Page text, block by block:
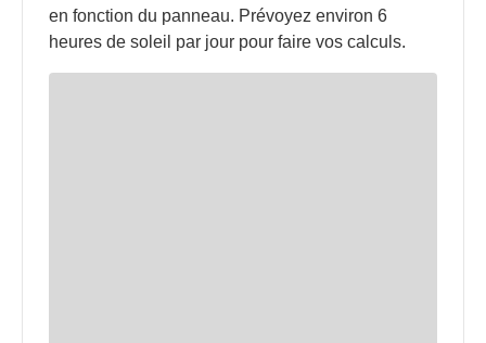
en fonction du panneau. Prévoyez environ 6
heures de soleil par jour pour faire vos calculs.